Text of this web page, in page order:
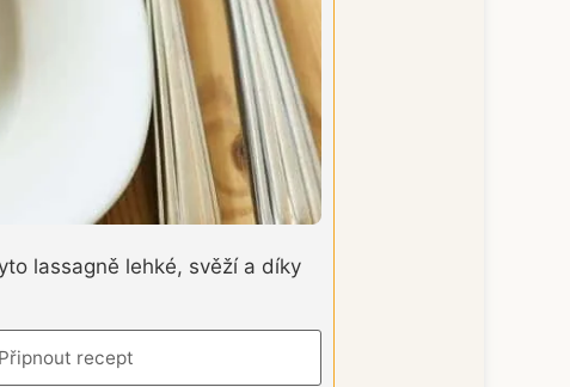
lassagně lehké, svěží a díky
Připnout recept